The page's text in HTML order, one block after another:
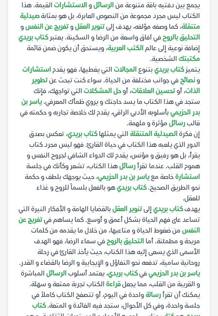
يجمع بين دفتيه باقة متنوعة منالرسائلوالاستشارات القيمة. هذا
الكتاب ليس مجرد مجموعة من النصوص العابرة، بل هو بمثابةصيدلية
متنقلة، كما وصفه مؤلفه، يهدف إلىتنوير العقلوتفريج عن النفسو
التحليق بالروحفي آفاق واسعة من الرضا و السكينة. يعتبركتاب بريدي
إضافة نوعية إلى عالمالكتب العربية، ويستحق أن يكون ضمن قائمة
مكتبتك الشخصية.
يتميزكتاب بريدي بتنوع المجالات التي يغطيها، فهو يقدماستشارات
ونصائحفي جوانب مختلفة من الحياة. سواء كنت تبحث عنتطوير
الذات، أوتحسين العلاقات، أوحل المشكلات التي تواجهك، فإنك
ستجد في هذا الكتاب ما يسد حاجتك و يروي ظمأك المعرفي. ياسر بن
بدر الحزيمي بأسلوبه الأدبي الراقي، يقدم لك خلاصة تجاربه و حكمته في
قالبرسائل مؤثرة و ملهمة.
إن فكرةالصيدلية المتنقلة التي يمثلهاكتاب بريدي، تعكس بصدق
الدور الذي يلعبه هذا الكتاب في حياة القارئ. فهو ليس مجرد كتاب
يقرأ، بل هو رفيق و مؤنس، يقدم لك الدواء الشافي لجروح النفس و
هموم القلب. عندما تقرأرسائلهذا الكتاب، تشعر وكأنك في جلسة
استشارةخاصة معياسر بن بدر الحزيمي، حيث يوجهك بلطف و حكمة
نحو الطريق الصحيح.كتاب بريديهو بالفعل بلسماً للروح و غذاء
للعقل.
يهدفكتاب بريدي إلىتنوير العقل بالقضايا الهامة و الأفكار النيرة التي
تساعد على فهم الحياة بشكل أعمق و أوسع. كما يساهم فيتفريج عن
النفس من ضغوط الحياة و متاعبها، من خلال ما يقدمه من كلمات
مريحة و مطمئنة. أما التحليق بالروحفي سماء الرضا، فهو الهدف
الأسمى الذي يسعى إليه هذا الكتاب، حيث يأخذ القارئ في رحلة
روحانية سامية، تدفعه نحو التفاؤل و الإيجابية و الرضا بالقضاء و القدر.
ياسر بن بدر الحزيميفيكتاب بريدي، يعتمد أسلوبالرسائل المباشرة
و القريبة من القلب، مما يجعلقراءة الكتاب تجربة ممتعة و سهلة.
يمكنك أن تقرأرسالةواحدة في اليوم، أو تتصفح الكتاب كاملاً في
جلسة واحدة، وفي كل الأحوال، ستجد فيه الفائدة و المتعة.كتاب